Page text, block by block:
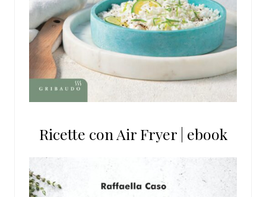
Ricette con Air Fryer | ebook